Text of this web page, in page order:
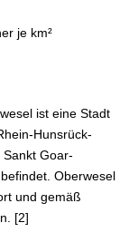
je km²
ist eine Stadt
Hunsrück-
Goar-
Oberwesel
und gemäß
[2]